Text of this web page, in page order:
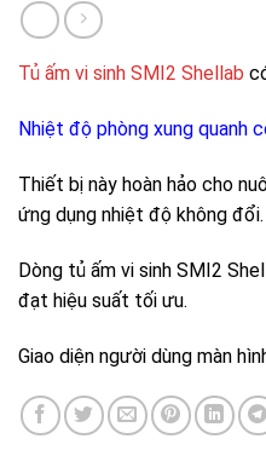
Tủ ấm vi sinh SMI2 Shellab
Nhiệt độ phòng xung quanh
Thiết bị này hoàn hảo cho
ứng dụng nhiệt độ không đổi.
Dòng tủ ấm vi sinh SMI2
đạt hiệu suất tối ưu.
Giao diện người dùng màn